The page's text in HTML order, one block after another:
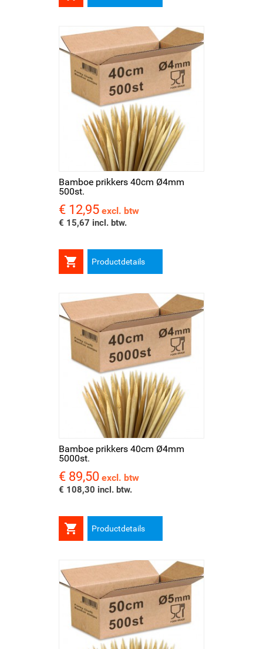
Bamboe prikkers 40cm Ø4mm
500st.
Prijs
€ 12,95 excl. btw
€ 15,67 incl. btw.
 Productdetails
Bamboe prikkers 40cm Ø4mm
5000st.
Prijs
€ 89,50 excl. btw
€ 108,30 incl. btw.
 Productdetails